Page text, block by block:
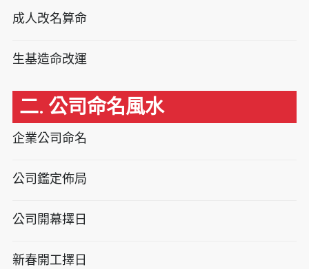
成人改名算命
生基造命改運
二. 公司命名風水
企業公司命名
公司鑑定佈局
公司開幕擇日
新春開工擇日